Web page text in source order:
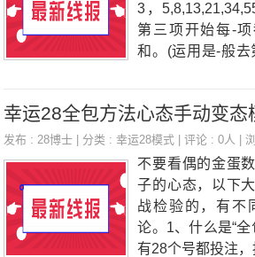
3，
第三项开始每-
和。(运用是-般去
必死，关键是在模
2.要想长期赚,最核
斐波那契数列，
式，刚猛式1，2
89，144，233，
刚烈的人，敢赢
常复杂，就算我
幸运28全包方法心态手动变态
发布 :28博士 | 分类 :幸运28模式 | 评论 : 0人 |
不要看偶的金蛋
子的心态，以下
战检验的，有不
论。1、什么是“
有28个号都投注，